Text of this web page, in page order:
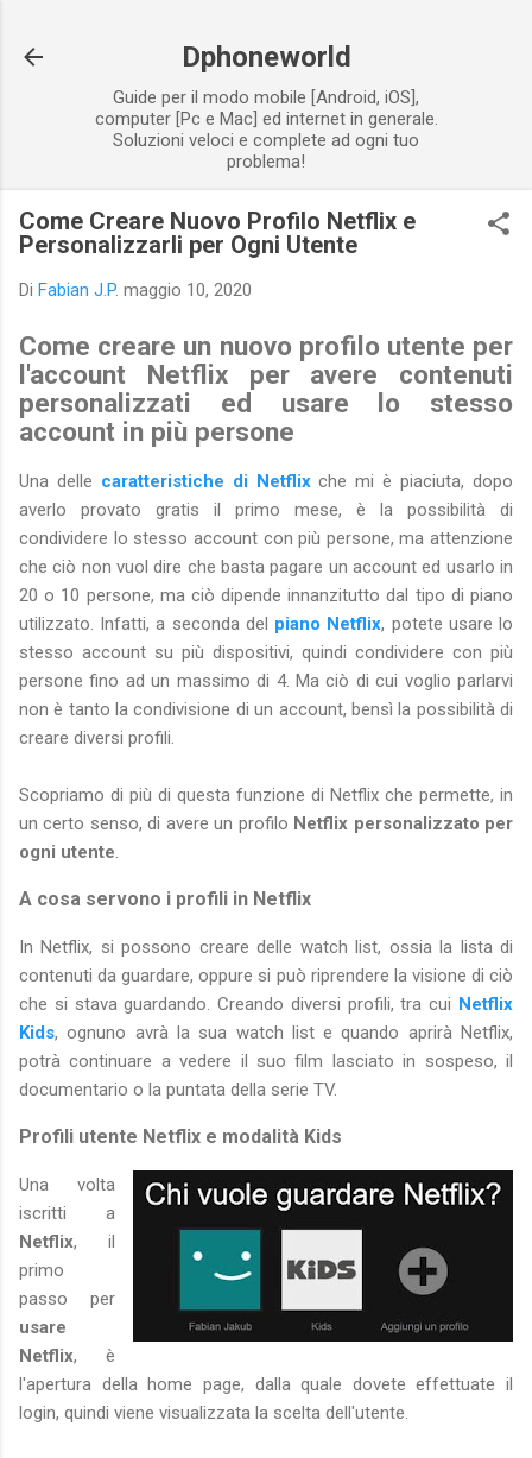
Dphoneworld
Guide per il modo mobile [Android, iOS],
computer [Pc e Mac] ed internet in generale.
Soluzioni veloci e complete ad ogni tuo
problema!
Come Creare Nuovo Profilo Netflix e
Personalizzarli per Ogni Utente
Di Fabian J.P. maggio 10, 2020
Come creare un nuovo profilo utente per
l'account Netflix per avere contenuti
personalizzati ed usare lo stesso
account in più persone
Una delle caratteristiche di Netflixche mi è piaciuta, dopo
averlo provato gratis il primo mese, è la possibilità di
condividere lo stesso account con più persone, ma attenzione
che ciò non vuol dire che basta pagare un account ed usarlo in
20 o 10 persone, ma ciò dipende innanzitutto dal tipo di piano
utilizzato. Infatti, a seconda del piano Netflix, potete usare lo
stesso account su più dispositivi, quindi condividere con più
persone fino ad un massimo di 4. Ma ciò di cui voglio parlarvi
non è tanto la condivisione di un account, bensì la possibilità di
creare diversi profili.
Scopriamo di più di questa funzione di Netflix che permette, in
un certo senso, di avere un profilo Netflix personalizzato per
ogni utente.
A cosa servono i profili in Netflix
In Netflix, si possono creare delle watch list, ossia la lista di
contenuti da guardare, oppure si può riprendere la visione di ciò
che si stava guardando. Creando diversi profili, tra cui Netflix
Kids, ognuno avrà la sua watch list e quando aprirà Netflix,
potrà continuare a vedere il suo film lasciato in sospeso, il
documentario o la puntata della serie TV.
Profili utente Netflix e modalità Kids
Una volta
iscritti a
Netflix, il
primo
passo per
usare
Netflix, è
l'apertura della home page, dalla quale dovete effettuate il
login, quindi viene visualizzata la scelta dell'utente.